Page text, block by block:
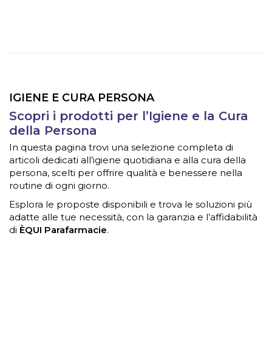
IGIENE E CURA PERSONA
Scopri i prodotti per l’Igiene e la Cura
della Persona
In questa pagina trovi una selezione completa di
articoli dedicati all’igiene quotidiana e alla cura della
persona, scelti per offrire qualità e benessere nella
routine di ogni giorno.
Esplora le proposte disponibili e trova le soluzioni più
adatte alle tue necessità, con la garanzia e l’affidabilità
di ÈQUI Parafarmacie.